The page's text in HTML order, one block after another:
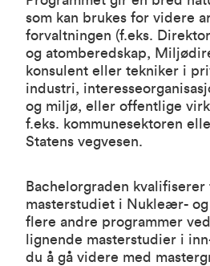
som kan brukes for videre
forvaltningen (f.eks.
og atomberedskap,
konsulent eller tekniker i
industri,
og miljø, eller offentlige
f.eks. kommunesektoren
Statens vegvesen.
Bachelorgraden kvalifiserer
masterstudiet i Nukleær-
flere andre programmer
lignende masterstudier i
du å gå videre med